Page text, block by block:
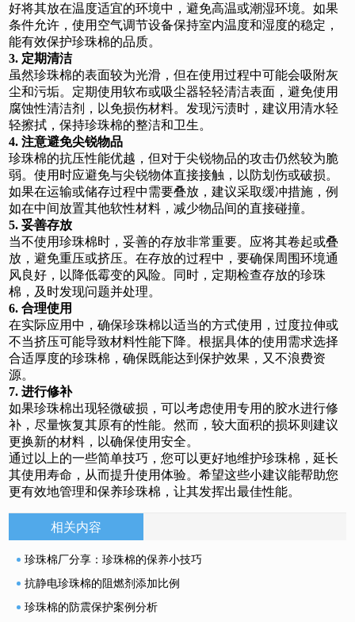
好将其放在温度适宜的环境中，避免高温或潮湿环境。如果
条件允许，使用空气调节设备保持室内温度和湿度的稳定，
能有效保护珍珠棉的品质。
3. 定期清洁
虽然珍珠棉的表面较为光滑，但在使用过程中可能会吸附灰
尘和污垢。定期使用软布或吸尘器轻轻清洁表面，避免使用
腐蚀性清洁剂，以免损伤材料。发现污渍时，建议用清水轻
轻擦拭，保持珍珠棉的整洁和卫生。
4. 注意避免尖锐物品
珍珠棉的抗压性能优越，但对于尖锐物品的攻击仍然较为脆
弱。使用时应避免与尖锐物体直接接触，以防划伤或破损。
如果在运输或储存过程中需要叠放，建议采取缓冲措施，例
如在中间放置其他软性材料，减少物品间的直接碰撞。
5. 妥善存放
当不使用珍珠棉时，妥善的存放非常重要。应将其卷起或叠
放，避免重压或挤压。在存放的过程中，要确保周围环境通
风良好，以降低霉变的风险。同时，定期检查存放的珍珠
棉，及时发现问题并处理。
6. 合理使用
在实际应用中，确保珍珠棉以适当的方式使用，过度拉伸或
不当挤压可能导致材料性能下降。根据具体的使用需求选择
合适厚度的珍珠棉，确保既能达到保护效果，又不浪费资
源。
7. 进行修补
如果珍珠棉出现轻微破损，可以考虑使用专用的胶水进行修
补，尽量恢复其原有的性能。然而，较大面积的损坏则建议
更换新的材料，以确保使用安全。
通过以上的一些简单技巧，您可以更好地维护珍珠棉，延长
其使用寿命，从而提升使用体验。希望这些小建议能帮助您
更有效地管理和保养珍珠棉，让其发挥出最佳性能。
相关内容
珍珠棉厂分享：珍珠棉的保养小技巧
抗静电珍珠棉的阻燃剂添加比例
珍珠棉的防震保护案例分析